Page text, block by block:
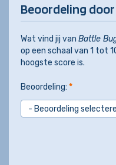
Beoordeling
Wat vind jij van Battle
op een schaal van 1 tot
hoogste score is.
Beoordeling: *